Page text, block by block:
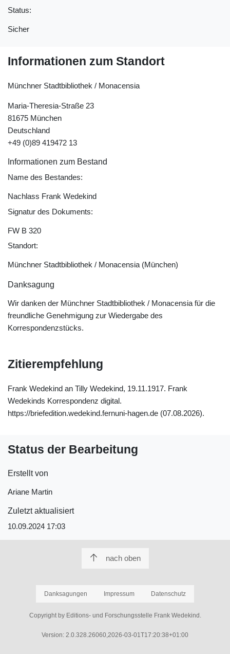
Status:
Sicher
Informationen zum Standort
Münchner Stadtbibliothek / Monacensia
Maria-Theresia-Straße 23
81675 München
Deutschland
+49 (0)89 419472 13
Informationen zum Bestand
Name des Bestandes:
Nachlass Frank Wedekind
Signatur des Dokuments:
FW B 320
Standort:
Münchner Stadtbibliothek / Monacensia (München)
Danksagung
Wir danken der Münchner Stadtbibliothek / Monacensia für die
freundliche Genehmigung zur Wiedergabe des
Korrespondenzstücks.
Zitierempfehlung
Frank Wedekind an Tilly Wedekind, 19.11.1917. Frank
Wedekinds Korrespondenz digital.
https://briefedition.wedekind.fernuni-hagen.de (07.08.2026).
Status der Bearbeitung
Erstellt von
Ariane Martin
Zuletzt aktualisiert
10.09.2024 17:03
nach oben
Danksagungen Impressum Datenschutz
Copyright by Editions- und Forschungsstelle Frank Wedekind.
Version: 2.0.328.26060,2026-03-01T17:20:38+01:00